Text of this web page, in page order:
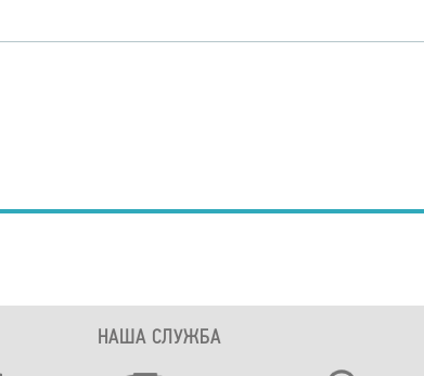
НАША СЛУЖБА